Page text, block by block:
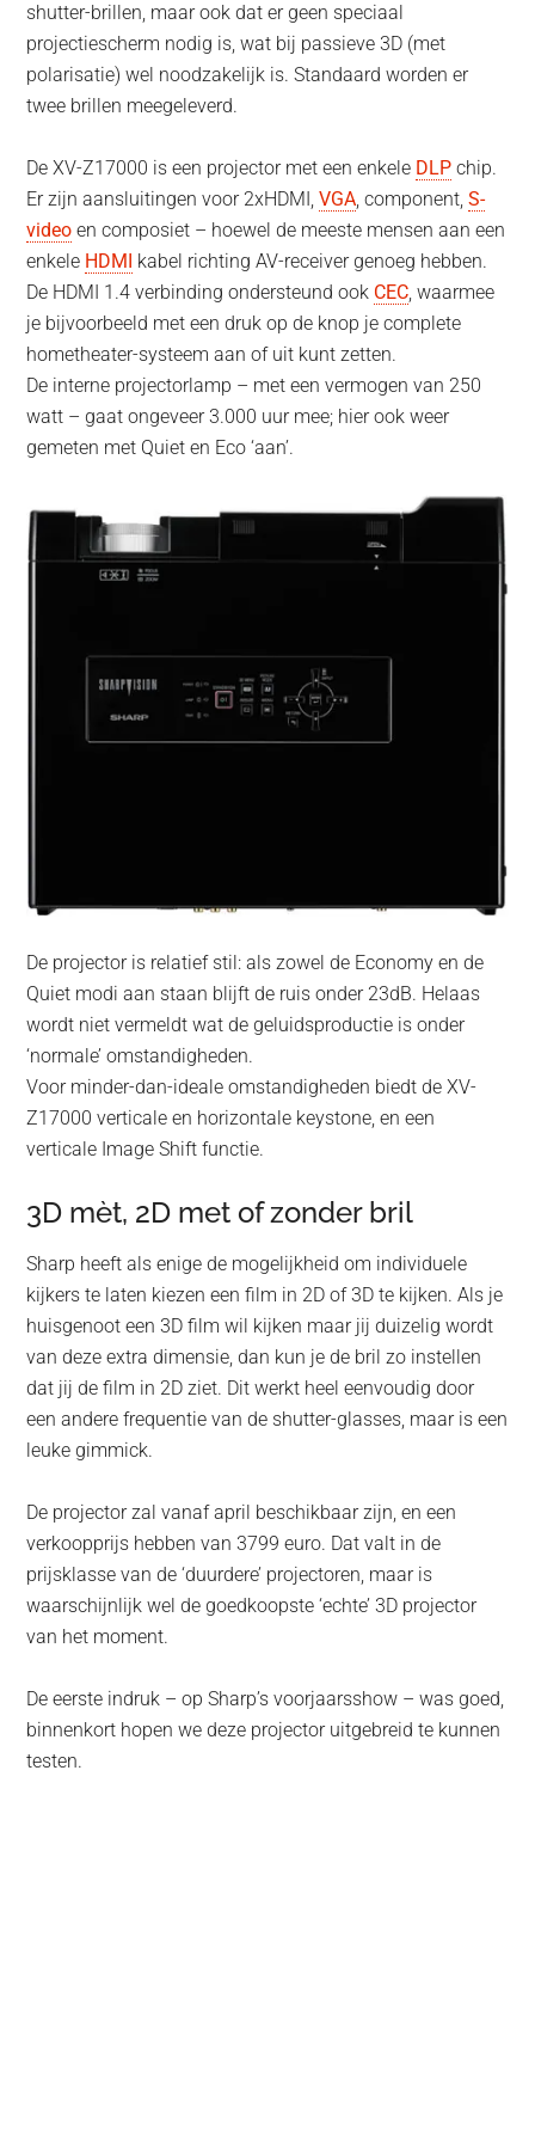
shutter-brillen, maar ook dat er geen speciaal
projectiescherm nodig is, wat bij passieve 3D (met
polarisatie) wel noodzakelijk is. Standaard worden er
twee brillen meegeleverd.
De XV-Z17000 is een projector met een enkele DLP chip.
Er zijn aansluitingen voor 2xHDMI,VGA, component,S-
video en composiet – hoewel de meeste mensen aan een
enkele HDMI kabel richting AV-receiver genoeg hebben.
De HDMI 1.4 verbinding ondersteund ook CEC, waarmee
je bijvoorbeeld met een druk op de knop je complete
hometheater-systeem aan of uit kunt zetten.
De interne projectorlamp – met een vermogen van 250
watt – gaat ongeveer 3.000 uur mee; hier ook weer
gemeten met Quiet en Eco ‘aan’.
De projector is relatief stil: als zowel de Economy en de
Quiet modi aan staan blijft de ruis onder 23dB. Helaas
wordt niet vermeldt wat de geluidsproductie is onder
‘normale’ omstandigheden.
Voor minder-dan-ideale omstandigheden biedt de XV-
Z17000 verticale en horizontale keystone, en een
verticale Image Shift functie.
3D mèt, 2D met of zonder bril
Sharp heeft als enige de mogelijkheid om individuele
kijkers te laten kiezen een film in 2D of 3D te kijken. Als je
huisgenoot een 3D film wil kijken maar jij duizelig wordt
van deze extra dimensie, dan kun je de bril zo instellen
dat jij de film in 2D ziet. Dit werkt heel eenvoudig door
een andere frequentie van de shutter-glasses, maar is een
leuke gimmick.
De projector zal vanaf april beschikbaar zijn, en een
verkoopprijs hebben van 3799 euro. Dat valt in de
prijsklasse van de ‘duurdere’ projectoren, maar is
waarschijnlijk wel de goedkoopste ‘echte’ 3D projector
van het moment.
De eerste indruk – op Sharp’s voorjaarsshow – was goed,
binnenkort hopen we deze projector uitgebreid te kunnen
testen.